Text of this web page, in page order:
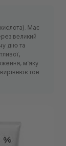
Має
великий
дію та
м'яку
тон